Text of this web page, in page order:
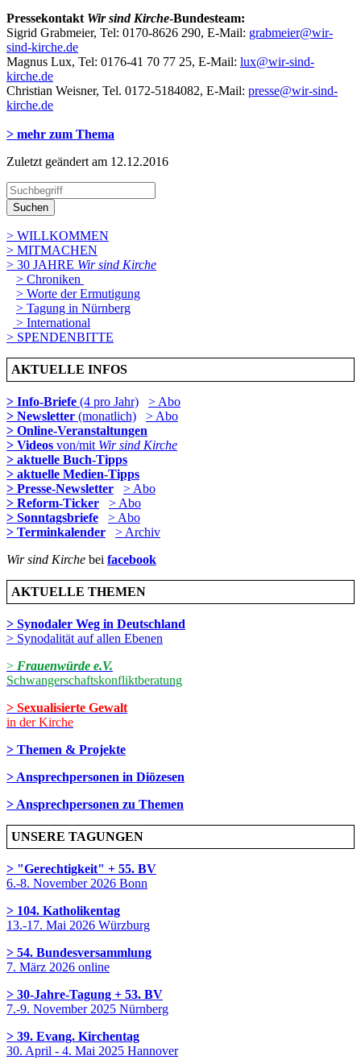
Pressekontakt Wir sind Kirche-Bundesteam:
Sigrid Grabmeier, Tel: 0170-8626 290, E-Mail: grabmeier@wir-
sind-kirche.de
Magnus Lux, Tel: 0176-41 70 77 25, E-Mail: lux@wir-sind-
kirche.de
Christian Weisner, Tel. 0172-5184082, E-Mail: presse@wir-sind-
kirche.de
> mehr zum Thema
Zuletzt geändert am 12­.12.2016
Suchen
> WILLKOMMEN
> MITMACHEN
> 30 JAHRE Wir sind Kirche
> Chroniken
> Worte der Ermutigung
> Tagung in Nürnberg
> International
> SPENDENBITTE
AKTUELLE INFOS
> Info-Briefe (4 pro Jahr)
> Abo
> Newsletter (monatlich)
> Abo
> Online-Veranstaltungen
> Videos von/mit Wir sind Kirche
> aktuelle Buch-Tipps
> aktuelle Medien-Tipps
> Presse-Newsletter
> Abo
> Reform-Ticker
> Abo
> Sonntagsbriefe
> Abo
> Terminkalender
> Archiv
Wir sind Kirche bei facebook
AKTUELLE THEMEN
> Synodaler Weg in Deutschland
> Synodalität auf allen Ebenen
> Frauenwürde e.V.
Schwangerschaftskonfliktberatung
> Sexualisierte Gewalt
in der Kirche
> Themen & Projekte
> Ansprechpersonen in Diözesen
> Ansprechpersonen zu Themen
UNSERE TAGUNGEN
> "Gerechtigkeit" + 55. BV
6.-8. November 2026 Bonn
> 104. Katholikentag
13.-17. Mai 2026 Würzburg
> 54. Bundesversammlung
7. März 2026 online
> 30-Jahre-Tagung + 53. BV
7.-9. November 2025 Nürnberg
> 39. Evang. Kirchentag
30. April - 4. Mai 2025 Hannover